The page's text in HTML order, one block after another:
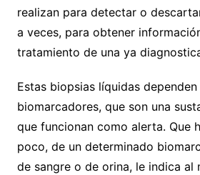
realizan para detectar o
a veces, para obtener
tratamiento de una ya
Estas biopsias líquidas
biomarcadores, que son una
que funcionan como alerta. Que
poco, de un determinado
de sangre o de orina, le indica al